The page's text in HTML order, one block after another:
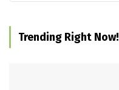
Trending Right Now!